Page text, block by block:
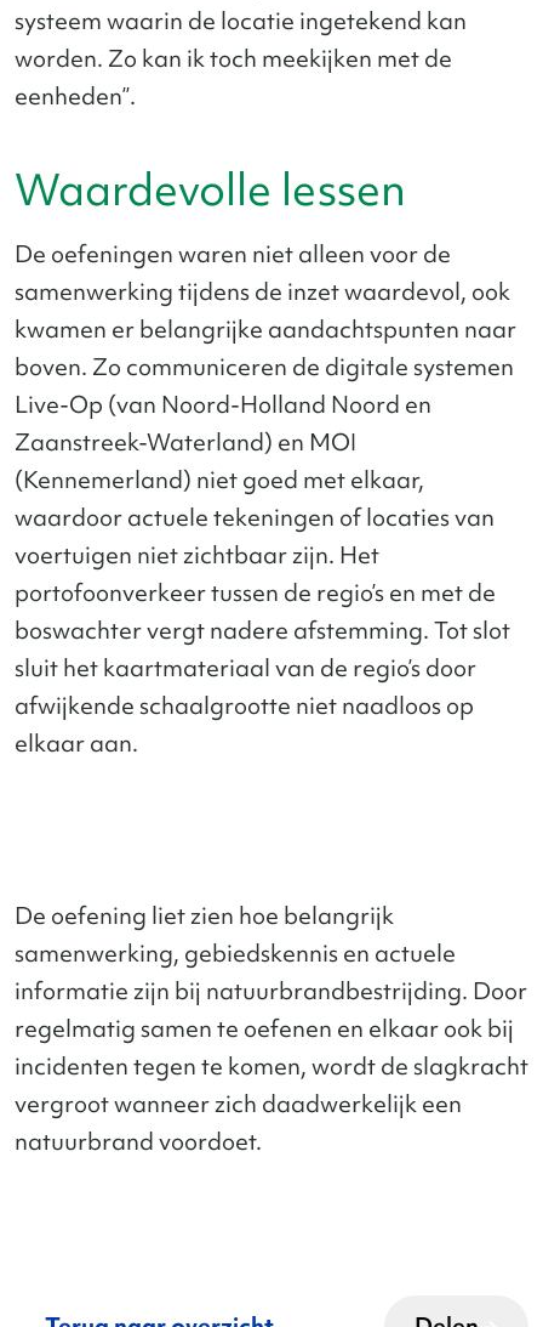
systeem waarin de locatie ingetekend kan
worden. Zo kan ik toch meekijken met de
eenheden”.
Waardevolle lessen
De oefeningen waren niet alleen voor de
samenwerking tijdens de inzet waardevol, ook
kwamen er belangrijke aandachtspunten naar
boven. Zo communiceren de digitale systemen
Live-Op (van Noord-Holland Noord en
Zaanstreek-Waterland) en MOI
(Kennemerland) niet goed met elkaar,
waardoor actuele tekeningen of locaties van
voertuigen niet zichtbaar zijn. Het
portofoonverkeer tussen de regio’s en met de
boswachter vergt nadere afstemming. Tot slot
sluit het kaartmateriaal van de regio’s door
afwijkende schaalgrootte niet naadloos op
elkaar aan.
De oefening liet zien hoe belangrijk
samenwerking, gebiedskennis en actuele
informatie zijn bij natuurbrandbestrijding. Door
regelmatig samen te oefenen en elkaar ook bij
incidenten tegen te komen, wordt de slagkracht
vergroot wanneer zich daadwerkelijk een
natuurbrand voordoet.